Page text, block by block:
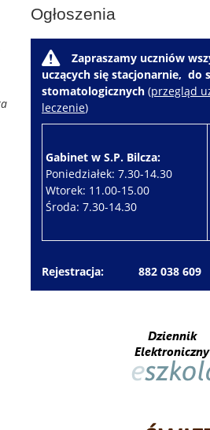
Ogłoszenia
W
Zapraszamy uczniów
uczących się stacjonarnie, do
stomatologicznych (przegląd
leczenie)
Gabinet w S.P. Bilcza:
Poniedziałek: 7.30-14.30
Wtorek: 11.00-15.00
Środa: 7.30-14.30
Rejestracja: 882 038 609